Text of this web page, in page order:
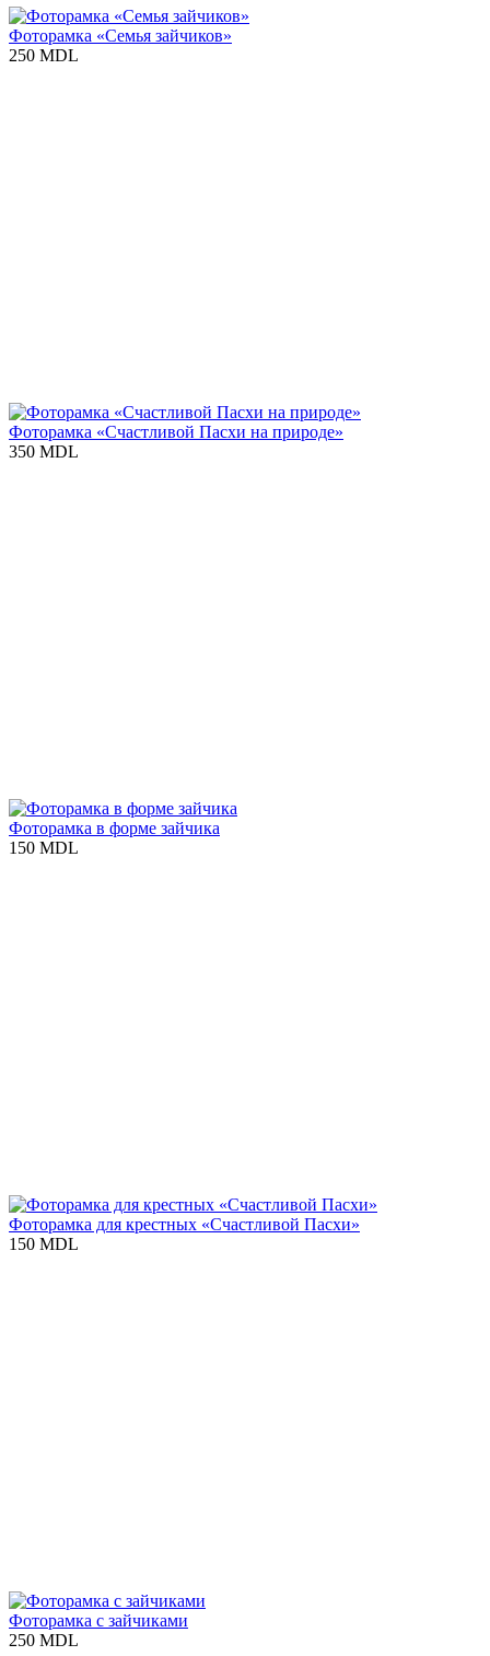
Фоторамка «Семья зайчиков»
250 MDL
Фоторамка «Счастливой Пасхи на природе»
350 MDL
Фоторамка в форме зайчика
150 MDL
Фоторамка для крестных «Счастливой Пасхи»
150 MDL
Фоторамка с зайчиками
250 MDL